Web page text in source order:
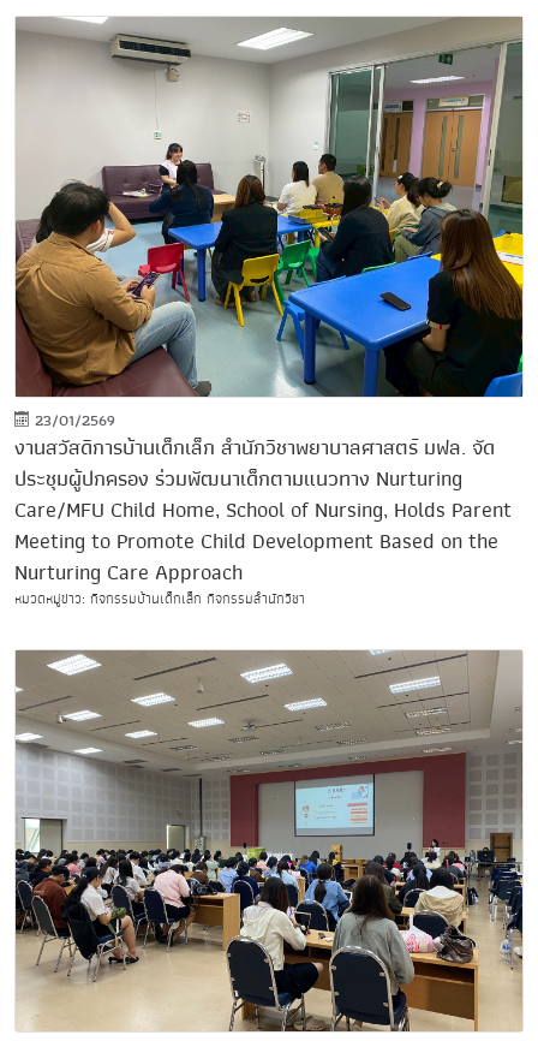
23/01/2569
งานสวัสดิการบ้านเด็กเล็ก สำนักวิชาพยาบาลศาสตร์ มฟล. จัด
ประชุมผู้ปกครอง ร่วมพัฒนาเด็กตามแนวทาง Nurturing
Care/MFU Child Home, School of Nursing, Holds Parent
Meeting to Promote Child Development Based on the
Nurturing Care Approach
หมวดหมู่ข่าว: กิจกรรมบ้านเด็กเล็ก กิจกรรมสำนักวิชา